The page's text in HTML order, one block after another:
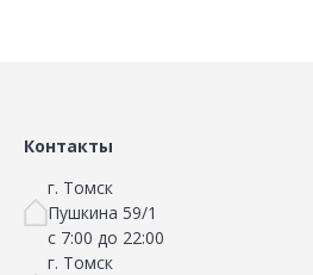
Контакты
г. Томск
Пушкина 59/1
с 7:00 до 22:00
г. Томск